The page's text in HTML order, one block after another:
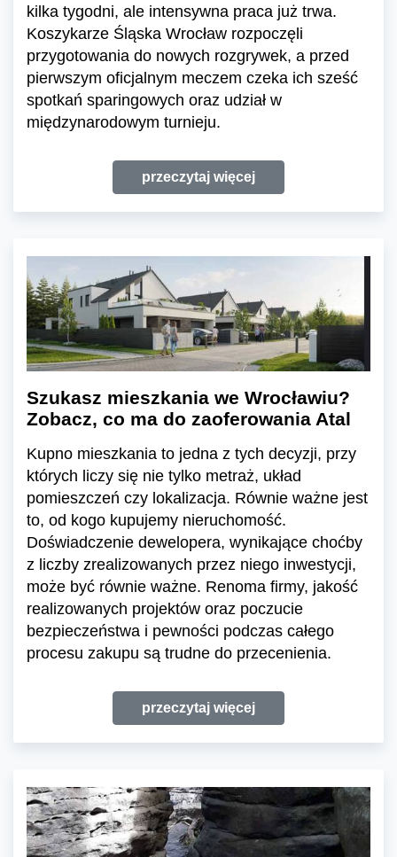
kilka tygodni, ale intensywna praca już trwa.
Koszykarze Śląska Wrocław rozpoczęli
przygotowania do nowych rozgrywek, a przed
pierwszym oficjalnym meczem czeka ich sześć
spotkań sparingowych oraz udział w
międzynarodowym turnieju.
przeczytaj więcej
Szukasz mieszkania we Wrocławiu?
Zobacz, co ma do zaoferowania Atal
Kupno mieszkania to jedna z tych decyzji, przy
których liczy się nie tylko metraż, układ
pomieszczeń czy lokalizacja. Równie ważne jest
to, od kogo kupujemy nieruchomość.
Doświadczenie dewelopera, wynikające choćby
z liczby zrealizowanych przez niego inwestycji,
może być równie ważne. Renoma firmy, jakość
realizowanych projektów oraz poczucie
bezpieczeństwa i pewności podczas całego
procesu zakupu są trudne do przecenienia.
przeczytaj więcej